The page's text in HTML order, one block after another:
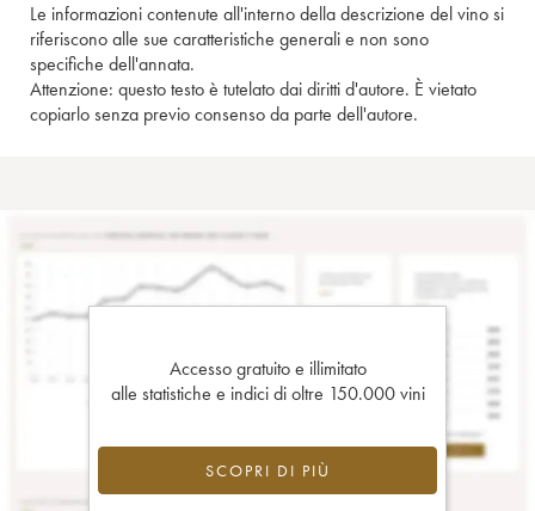
Le informazioni contenute all'interno della descrizione del vino si
riferiscono alle sue caratteristiche generali e non sono
specifiche dell'annata.
Attenzione: questo testo è tutelato dai diritti d'autore. È vietato
copiarlo senza previo consenso da parte dell'autore.
Accesso gratuito e illimitato
alle statistiche e indici di oltre 150.000 vini
SCOPRI DI PIÙ